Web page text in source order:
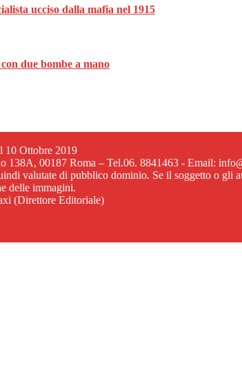
ucciso dalla mafia nel 1915
due bombe a mano
10 Ottobre 2019
138A, 00187 Roma – Tel.06. 8841463 - Email:
valutate di pubblico dominio. Se il soggetto o gli
delle immagini.
(Direttore Editoriale)